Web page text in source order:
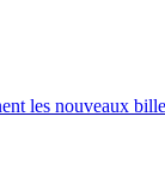
les nouveaux